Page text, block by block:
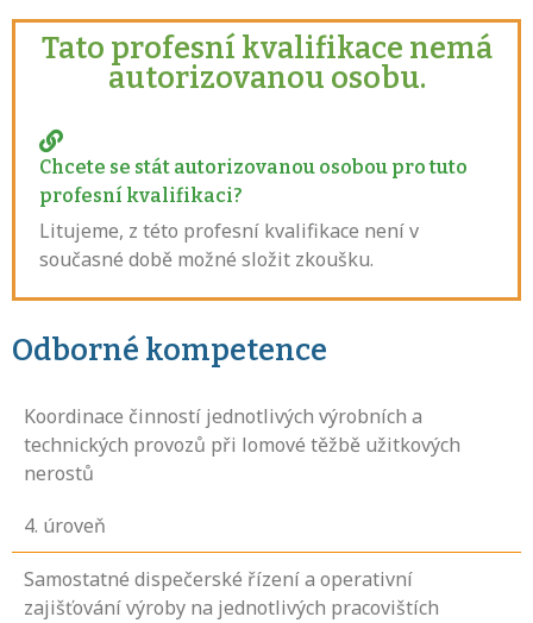
Tato profesní kvalifikace nemá
autorizovanou osobu.
Chcete se stát autorizovanou osobou pro tuto
profesní kvalifikaci?
Litujeme, z této profesní kvalifikace není v
současné době možné složit zkoušku.
Odborné kompetence
Koordinace činností jednotlivých výrobních a
technických provozů při lomové těžbě užitkových
nerostů
4. úroveň
Samostatné dispečerské řízení a operativní
zajišťování výroby na jednotlivých pracovištích